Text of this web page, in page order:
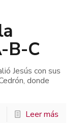
B-C
Jesús con sus
donde
Leer más